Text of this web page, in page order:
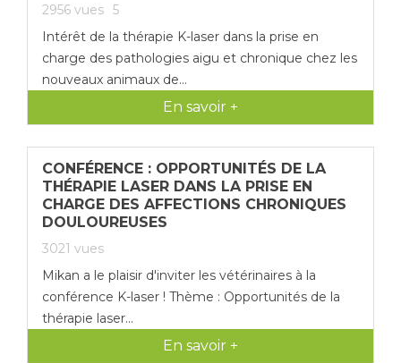
service chirurgie des
équidés ENV Oniris -
Nantes(44). Équipée du
K-laser® par Mikan, le Dr
Emilie
fait part de son
thérapie laser pour les
2956 vues 5
Intérêt de la thérapie K-laser dans la prise en
charge des pathologies aigu et chronique chez les
nouveaux animaux de...
En savoir +
CONFÉRENCE : OPPORTUNITÉS DE LA
THÉRAPIE LASER DANS LA PRISE EN
CHARGE DES AFFECTIONS CHRONIQUES
DOULOUREUSES
3021 vues
Mikan a le plaisir d'inviter les vétérinaires à la
conférence K-laser ! Thème : Opportunités de la
thérapie laser...
En savoir +